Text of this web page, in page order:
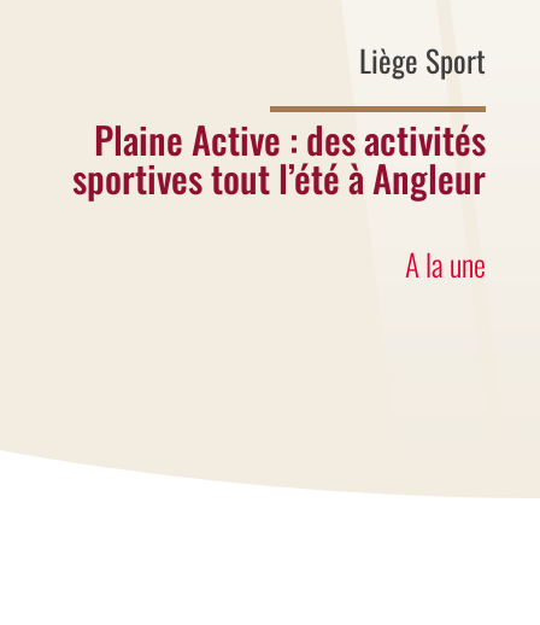
Liège Sport
Plaine Active : des activités
sportives tout l’été à Angleur
A la une
biathlon et de nombreuses activités au